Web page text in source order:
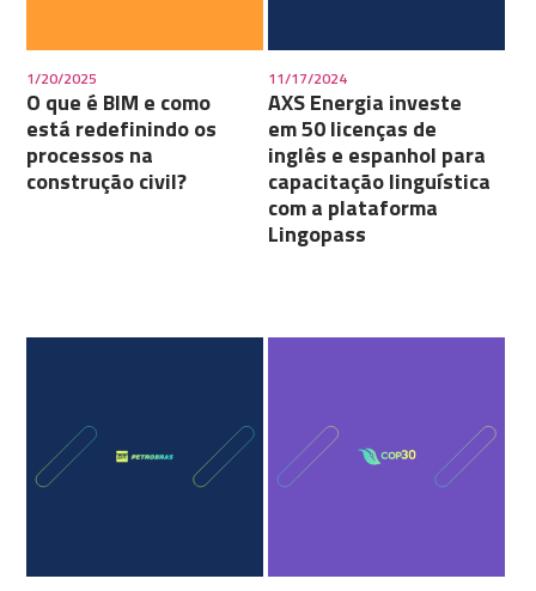
1/20/2025
O que é BIM e como
está redefinindo os
processos na
construção civil?
11/17/2024
AXS Energia investe
em 50 licenças de
inglês e espanhol para
capacitação linguística
com a plataforma
Lingopass